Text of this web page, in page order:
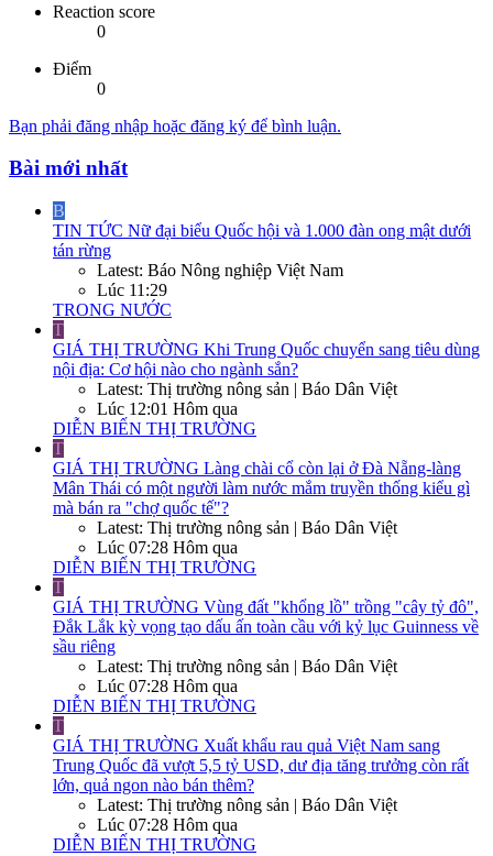
Reaction score
0
Điểm
0
Bạn phải đăng nhập hoặc đăng ký để bình luận.
Bài mới nhất
B
TIN TỨC Nữ đại biểu Quốc hội và 1.000 đàn ong mật dưới
tán rừng
Latest: Báo Nông nghiệp Việt Nam
Lúc 11:29
TRONG NƯỚC
T
GIÁ THỊ TRƯỜNG Khi Trung Quốc chuyển sang tiêu dùng
nội địa: Cơ hội nào cho ngành sắn?
Latest: Thị trường nông sản | Báo Dân Việt
Lúc 12:01 Hôm qua
DIỄN BIẾN THỊ TRƯỜNG
T
GIÁ THỊ TRƯỜNG Làng chài cổ còn lại ở Đà Nẵng-làng
Mân Thái có một người làm nước mắm truyền thống kiểu gì
mà bán ra "chợ quốc tế"?
Latest: Thị trường nông sản | Báo Dân Việt
Lúc 07:28 Hôm qua
DIỄN BIẾN THỊ TRƯỜNG
T
GIÁ THỊ TRƯỜNG Vùng đất "khổng lồ" trồng "cây tỷ đô",
Đắk Lắk kỳ vọng tạo dấu ấn toàn cầu với kỷ lục Guinness về
sầu riêng
Latest: Thị trường nông sản | Báo Dân Việt
Lúc 07:28 Hôm qua
DIỄN BIẾN THỊ TRƯỜNG
T
GIÁ THỊ TRƯỜNG Xuất khẩu rau quả Việt Nam sang
Trung Quốc đã vượt 5,5 tỷ USD, dư địa tăng trưởng còn rất
lớn, quả ngon nào bán thêm?
Latest: Thị trường nông sản | Báo Dân Việt
Lúc 07:28 Hôm qua
DIỄN BIẾN THỊ TRƯỜNG